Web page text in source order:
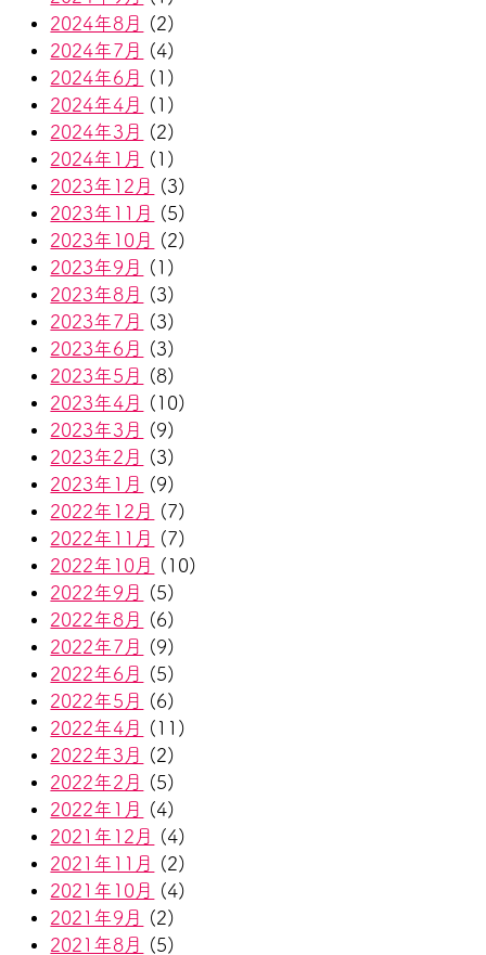
2024年8月
(2)
2024年7月
(4)
2024年6月
(1)
2024年4月
(1)
2024年3月
(2)
2024年1月
(1)
2023年12月
(3)
2023年11月
(5)
2023年10月
(2)
2023年9月
(1)
2023年8月
(3)
2023年7月
(3)
2023年6月
(3)
2023年5月
(8)
2023年4月
(10)
2023年3月
(9)
2023年2月
(3)
2023年1月
(9)
2022年12月
(7)
2022年11月
(7)
2022年10月
(10)
2022年9月
(5)
2022年8月
(6)
2022年7月
(9)
2022年6月
(5)
2022年5月
(6)
2022年4月
(11)
2022年3月
(2)
2022年2月
(5)
2022年1月
(4)
2021年12月
(4)
2021年11月
(2)
2021年10月
(4)
2021年9月
(2)
2021年8月
(5)